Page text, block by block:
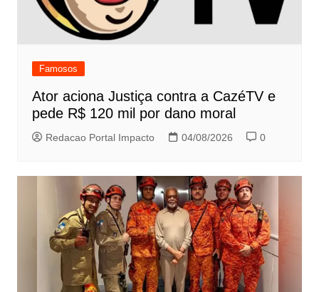
Famosos
Ator aciona Justiça contra a CazéTV e
pede R$ 120 mil por dano moral
Redacao Portal Impacto 04/08/2026 0